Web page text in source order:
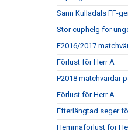
Sann Kulladals FF-
Stor cuphelg för
F2016/2017
Förlust för Herr A
P2018 matchvärdar
Förlust för Herr A
Efterlängtad seger
Hemmaförlust för